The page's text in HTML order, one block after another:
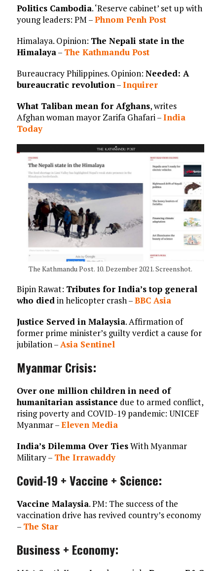
Politics Cambodia. ‘Reserve cabinet’ set up with
young leaders: PM –Phnom Penh Post
Himalaya. Opinion: The Nepali state in the
Himalaya– The Kathmandu Post
Bureaucracy Philippines. Opinion: Needed: A
bureaucratic revolution–Inquirer
What Taliban mean for Afghans, writes
Afghan woman mayor Zarifa Ghafari –India
Today
The Kathmandu Post. 10. Dezember 2021. Screenshot.
Bipin Rawat: Tributes for India’s top general
who diedin helicopter crash –BBC Asia
Justice Served in Malaysia. Affirmation of
former prime minister’s guilty verdict a cause for
jubilation –Asia Sentinel
Myanmar Crisis:
Over one million children in need of
humanitarian assistance due to armed conflict,
rising poverty and COVID-19 pandemic: UNICEF
Myanmar –Eleven Media
India’s Dilemma Over TiesWith Myanmar
Military – The Irrawaddy
Covid-19 + Vaccine + Science:
Vaccine Malaysia. PM: The success of the
vaccination drive has revived country’s economy
– The Star
Business + Economy: